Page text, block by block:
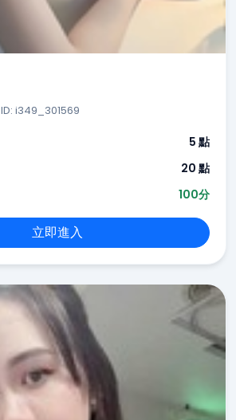
ID: i349_301569
5 點
20 點
100分
立即進入